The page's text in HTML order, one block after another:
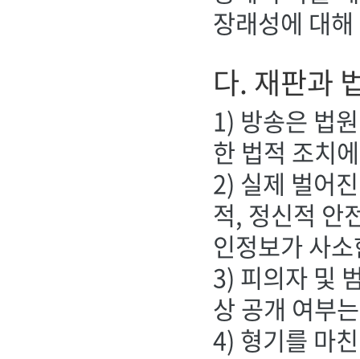
장래성에 대
다. 재판과
1) 방송은 법
한 법적 조치
2) 실제 벌어
적, 정신적 안
인정보가 사
3) 피의자 및
상 공개 여부
4) 형기를 마